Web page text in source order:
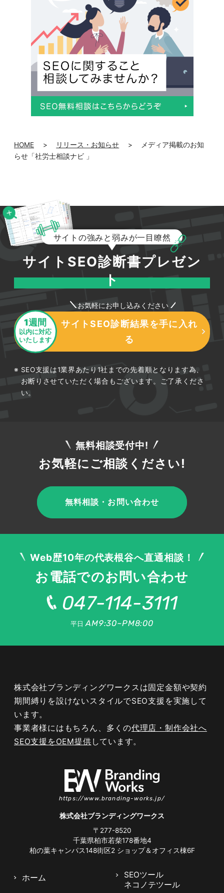
HOME > リリース・お知らせ >
メディア掲載のお知
らせ「社労士相談ナビ 」
サイトの強みと弱みが一目瞭然
サイトSEO診断書プレゼン
ト
お気軽にお申し込みください
1週間
以内に対応
いたします
サイトSEO診断結果を手に入れ
る
SEO支援は1業界あたり1社までの先着順となります為、
お断りさせていただく場合もございます。ご了承くださ
い。
無料相談受付中!
お気軽にご相談ください!
無料相談・お問い合わせ
Web歴10年の代表根谷へ直通相談！
お電話でのお問い合わせ
047-114-3111
平日AM9:30~PM8:00
株式会社ブランディングワークスは固定金額や契約
期間縛りを設けないスタイルでSEO支援を実施して
います。
事業者様にはもちろん、多くの代理店・制作会社へ
SEO支援をOEM提供 しています。
https://www.branding-works.jp/
株式会社ブランディングワークス
〒277-8520
千葉県柏市若柴178番地4
柏の葉キャンパス148街区2 ショップ＆オフィス棟6F
ホーム
SEOツール
ネコノテツール
047-114-3111 平日 AM9:30~PM8:00
お問い合わせ
サイトSEO診断
申し込み